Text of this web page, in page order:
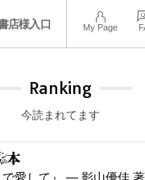
店様入口 My Page
Ranking
今読まれてます
で愛して』 — 影山優佳 著